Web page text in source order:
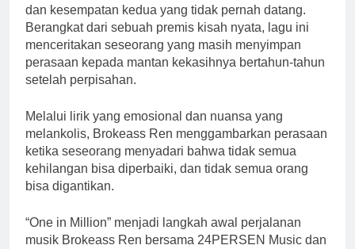
dan kesempatan kedua yang tidak pernah datang.
Berangkat dari sebuah premis kisah nyata, lagu ini
menceritakan seseorang yang masih menyimpan
perasaan kepada mantan kekasihnya bertahun-tahun
setelah perpisahan.
Melalui lirik yang emosional dan nuansa yang
melankolis, Brokeass Ren menggambarkan perasaan
ketika seseorang menyadari bahwa tidak semua
kehilangan bisa diperbaiki, dan tidak semua orang
bisa digantikan.
“One in Million” menjadi langkah awal perjalanan
musik Brokeass Ren bersama 24PERSEN Music dan